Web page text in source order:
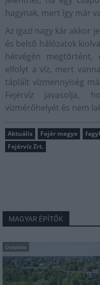
hagynak, mert így már
Az igazi nagy kár akkor
és belső hálózatok
hétvégén megtörtént,
elfolyt a víz, mert
táplált vízmennyiség
Fejérvíz javasolja,
vízmérőhelyét és nem
Aktuális Fejér megye
Fejérvíz Zrt.
MAGYAR ÉPÍTŐK
Útépítés